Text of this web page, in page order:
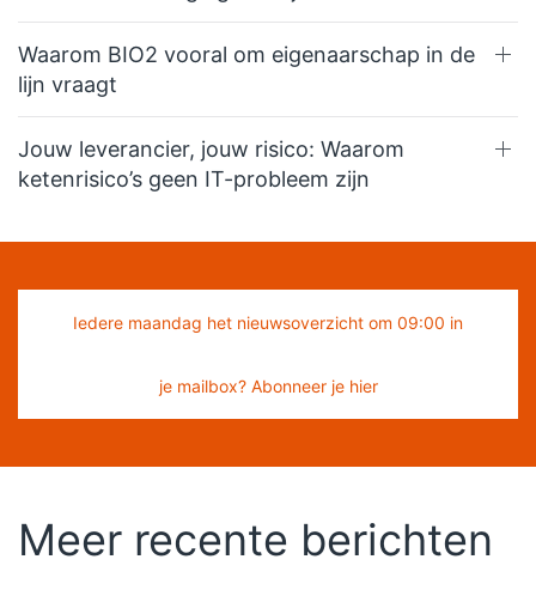
Waarom BIO2 vooral om eigenaarschap in de
lijn vraagt
Jouw leverancier, jouw risico: Waarom
ketenrisico’s geen IT-probleem zijn
Iedere maandag het nieuwsoverzicht om 09:00 in
je mailbox? Abonneer je hier
Meer recente berichten